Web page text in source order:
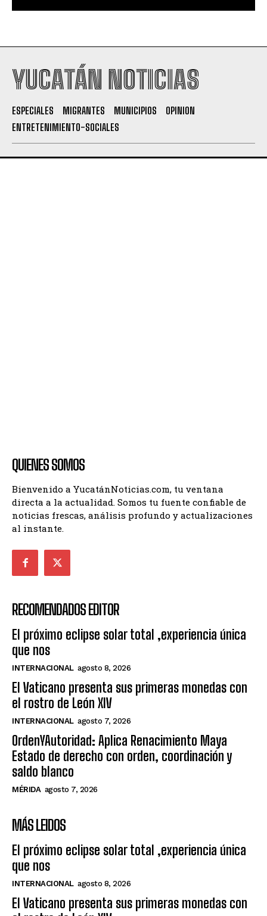
YUCATÁN NOTICIAS
ESPECIALES MIGRANTES MUNICIPIOS
OPINION
ENTRETENIMIENTO-SOCIALES
QUIENES SOMOS
Bienvenido a YucatánNoticias.com, tu ventana
directa a la actualidad. Somos tu fuente confiable de
noticias frescas, análisis profundo y actualizaciones
al instante.
RECOMENDADOS EDITOR
El próximo eclipse solar total ,experiencia única
que nos
INTERNACIONAL agosto 8, 2026
El Vaticano presenta sus primeras monedas con
el rostro de León XIV
INTERNACIONAL agosto 7, 2026
OrdenYAutoridad: Aplica Renacimiento Maya
Estado de derecho con orden, coordinación y
saldo blanco
MÉRIDA agosto 7, 2026
MÁS LEIDOS
El próximo eclipse solar total ,experiencia única
que nos
INTERNACIONAL agosto 8, 2026
El Vaticano presenta sus primeras monedas con